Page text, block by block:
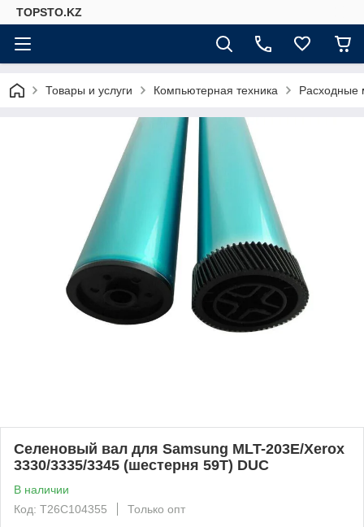
TOPSTO.KZ
Товары и услуги Компьютерная техника Расходные
Селеновый вал для Samsung MLT-203E/Xerox
3330/3335/3345 (шестерня 59T) DUC
В наличии
Код: T26C104355
Только опт